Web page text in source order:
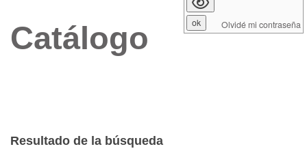
Catálogo
Resultado de la búsqueda
Olvidé mi contraseña